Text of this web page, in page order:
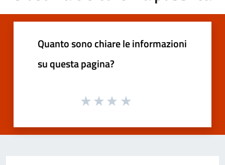
Quanto sono chiare le informazioni
su questa pagina?